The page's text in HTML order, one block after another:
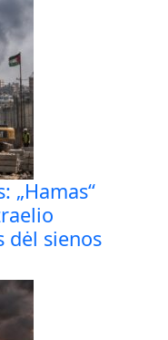
„Hamas“
dėl sienos